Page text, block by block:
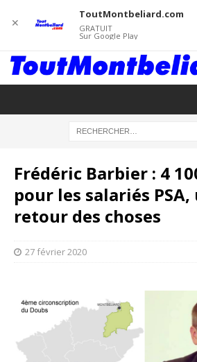
Frédéric Barbier : 4
pour les salariés
retour des choses
27 février 2020
✕
ToutMontbeliard.com
GRATUIT
Sur Google Play